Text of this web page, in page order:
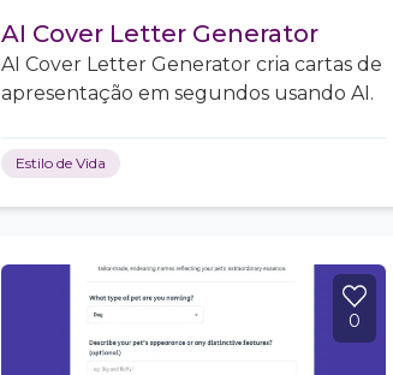
AI Cover Letter Generator
AI Cover Letter Generator cria cartas de
apresentação em segundos usando AI.
Estilo de Vida
0